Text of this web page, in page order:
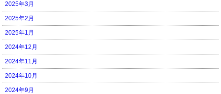
2025年3月
2025年2月
2025年1月
2024年12月
2024年11月
2024年10月
2024年9月